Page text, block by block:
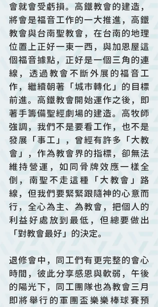
會就會受虧損。高鐵教會的建造，
將會是福音工作的一大推進，高鐵
教會與台南聖教會，在台南的地理
位置上正好一東一西，與加恩屋這
個福音據點，正好是一個三角的連
線，透過教會不斷外展的福音工
作，繼續朝著「城市轉化」的目標
前進。高鐵教會開始運作之後，即
著手籌備聖經劇場的建造。高牧師
強調，我們不是要看工作，也不是
發展「事工」，曾經有許多「大教
會」，作為教會界的指標，卻無法
維持營運，如同骨牌效應一樣全
倒，南聖不走這種「大教會」路
線，但我們要緊緊跟隨神的心意而
行，全心為主、為教會，把個人的
利益好處放到最低，但總要做出
「對教會最好」的決定。
退修會中，同工們有更完整的會心
時間，彼此分享感恩與軟弱，午後
的陽光下，同工團隊也為教會三月
即將舉行的軍團盃樂樂棒球賽預